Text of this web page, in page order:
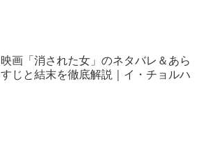
映画「消された女」のネタバレ＆あら
すじと結末を徹底解説｜イ・チョルハ